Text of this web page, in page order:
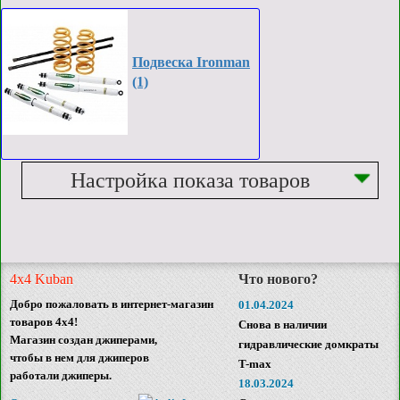
Подвеска Ironman
(1)
Настройка показа товаров
4x4 Kuban
Добро пожаловать в интернет-магазин
товаров 4x4!
Магазин создан джиперами,
чтобы в нем для джиперов
работали джиперы.
Что нового?
01.04.2024
Снова в наличии
гидравлические домкраты
T-max
18.03.2024